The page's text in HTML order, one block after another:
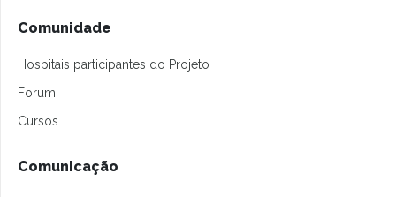
Comunidade
Hospitais participantes do Projeto
Forum
Cursos
Comunicação